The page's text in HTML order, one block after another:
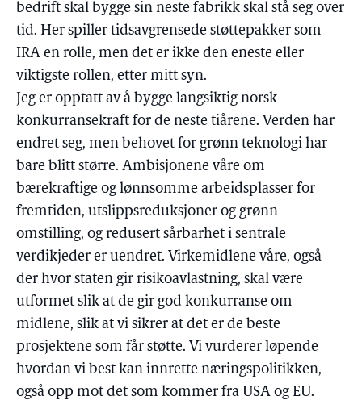
bedrift skal bygge sin neste fabrikk skal stå seg over
tid. Her spiller tidsavgrensede støttepakker som
IRA en rolle, men det er ikke den eneste eller
viktigste rollen, etter mitt syn.
Jeg er opptatt av å bygge langsiktig norsk
konkurransekraft for de neste tiårene. Verden har
endret seg, men behovet for grønn teknologi har
bare blitt større. Ambisjonene våre om
bærekraftige og lønnsomme arbeidsplasser for
fremtiden, utslippsreduksjoner og grønn
omstilling, og redusert sårbarhet i sentrale
verdikjeder er uendret. Virkemidlene våre, også
der hvor staten gir risikoavlastning, skal være
utformet slik at de gir god konkurranse om
midlene, slik at vi sikrer at det er de beste
prosjektene som får støtte. Vi vurderer løpende
hvordan vi best kan innrette næringspolitikken,
også opp mot det som kommer fra USA og EU.